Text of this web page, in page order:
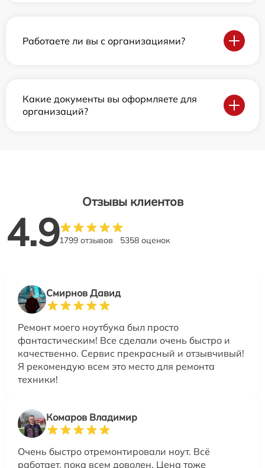
Работаете ли вы с организациями?
Какие документы вы оформляете для
организаций?
Отзывы клиентов
4.91799 отзывов 5358 оценок
Смирнов Давид
Ремонт моего ноутбука был просто
фантастическим! Все сделали очень быстро и
качественно. Сервис прекрасный и отзывчивый!
Я рекомендую всем это место для ремонта
техники!
Комаров Владимир
Очень быстро отремонтировали ноут. Всё
работает, пока всем доволен. Цена тоже